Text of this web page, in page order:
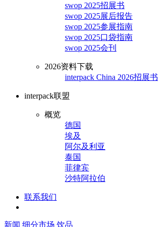
swop 2025招展书
swop 2025展后报告
swop 2025参展指南
swop 2025口袋指南
swop 2025会刊
2026资料下载
interpack China 2026招展书
interpack联盟
概览
德国
埃及
阿尔及利亚
泰国
菲律宾
沙特阿拉伯
联系我们
新闻 细分市场 饮品